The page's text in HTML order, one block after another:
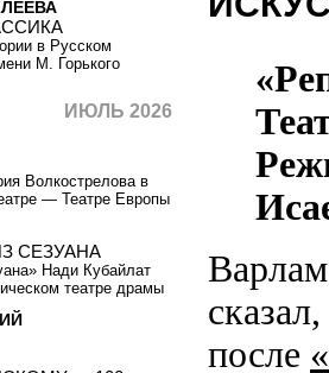
после
в Русском
М. Горького
ИЮЛЬ 2026
Волкострелова в
— Театре Европы
СЕЗУАНА
Нади Кубайлат
театре драмы